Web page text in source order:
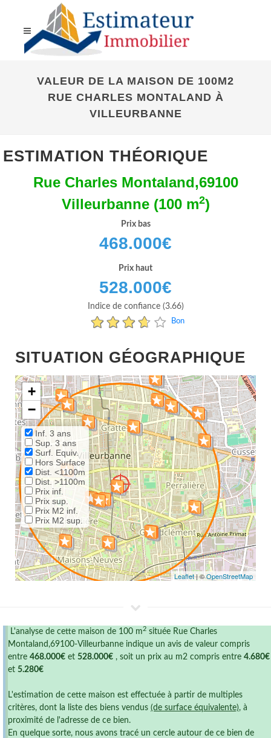
VALEUR DE LA MAISON DE 100M2
RUE CHARLES MONTALAND À
VILLEURBANNE
ESTIMATION THÉORIQUE
Rue Charles Montaland,69100
Villeurbanne (100 m2)
Prix bas
468.000€
Prix haut
528.000€
Indice de confiance (3.66)
Bon
SITUATION GÉOGRAPHIQUE
+
−
Inf. 3 ans
Sup. 3 ans
Surf. Equiv.
Hors Surface
Dist. <1100m
Dist. >1100m
Prix inf.
Prix sup.
Prix M2 inf.
Prix M2 sup.
Leaflet| ©OpenStreetMap
L'analyse de cette maison de 100 m 2 située Rue Charles
Montaland,69100-Villeurbanne indique un avis de valeur compris
entre 468.000€ et 528.000€ , soit un prix au m2 compris entre 4.680€
et 5.280€
L'estimation de cette maison est effectuée à partir de multiples
critères, dont la liste des biens vendus (de surface équivalente), à
proximité de l'adresse de ce bien.
En quelque sorte, nous avons tracé un cercle autour de ce bien de